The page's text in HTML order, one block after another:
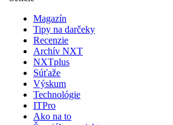
Magazín
Tipy na darčeky
Recenzie
Archív NXT
NXTplus
Súťaže
Výskum
Technológie
ITPro
Ako na to